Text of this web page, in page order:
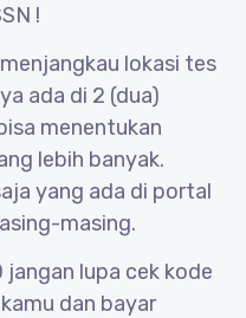
!
lokasi tes
ada di 2 (dua)
menentukan
lebih banyak.
yang ada di portal
masing.
jangan lupa cek kode
dan bayar